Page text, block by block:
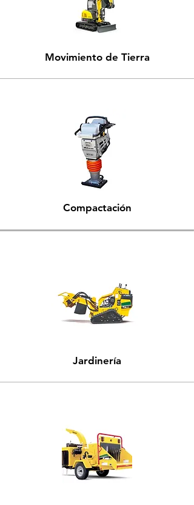
Movimiento de Tierra
Compactación
Jardinería